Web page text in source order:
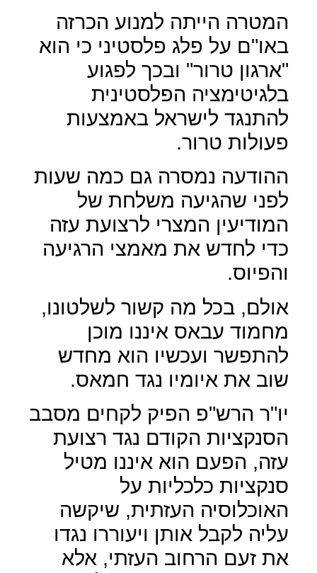
המטרה הייתה למנוע הכרזה
באו"ם על פלג פלסטיני כי הוא
"ארגון טרור" ובכך לפגוע
בלגיטימציה הפלסטינית
להתנגד לישראל באמצעות
פעולות טרור.
ההודעה נמסרה גם כמה שעות
לפני שהגיעה משלחת של
המודיעין המצרי לרצועת עזה
כדי לחדש את מאמצי הרגיעה
והפיוס.
אולם, בכל מה קשור לשלטונו,
מחמוד עבאס איננו מוכן
להתפשר ועכשיו הוא מחדש
שוב את איומיו נגד חמאס.
יו"ר הרש"פ הפיק לקחים מסבב
הסנקציות הקודם נגד רצועת
עזה, הפעם הוא איננו מטיל
סנקציות כלכליות על
האוכלוסיה העזתית, שיקשה
עליה לקבל אותן ויעוררו נגדו
את זעם הרחוב העזתי, אלא